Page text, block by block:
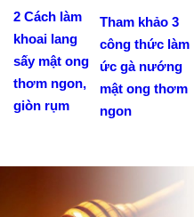
2 Cách làm
khoai lang
sấy mật ong
thơm ngon,
giòn rụm
Tham khảo 3
công thức làm
ức gà nướng
mật ong thơm
ngon